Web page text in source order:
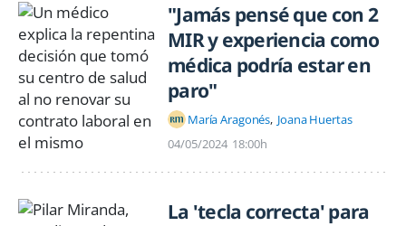
"Jamás pensé que con 2
MIR y experiencia como
médica podría estar en
paro"
María Aragonés Joana Huertas
04/05/2024 18:00h
La 'tecla correcta' para